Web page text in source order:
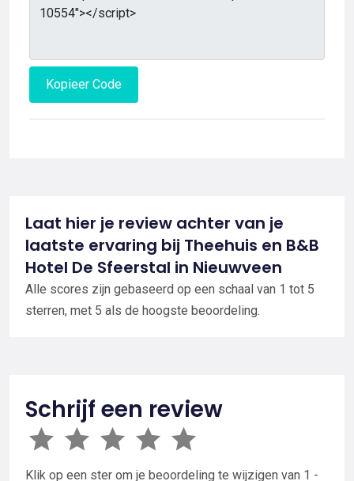
Kopieer Code
Laat hier je review achter van je
laatste ervaring bij Theehuis en B&B
Hotel De Sfeerstal in Nieuwveen
Alle scores zijn gebaseerd op een schaal van 1 tot 5
sterren, met 5 als de hoogste beoordeling.
Schrijf een review
Klik op een ster om je beoordeling te wijzigen van 1 -